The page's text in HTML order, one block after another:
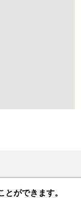
ができます。